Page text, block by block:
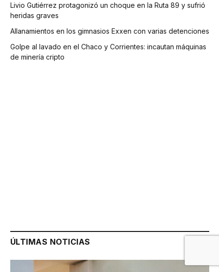
Livio Gutiérrez protagonizó un choque en la Ruta 89 y sufrió
heridas graves
Allanamientos en los gimnasios Exxen con varias detenciones
Golpe al lavado en el Chaco y Corrientes: incautan máquinas
de minería cripto
ÚLTIMAS NOTICIAS